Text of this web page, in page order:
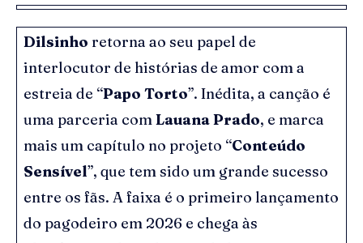
Dilsinho retorna ao seu papel de
interlocutor de histórias de amor com a
estreia de “Papo Torto”. Inédita, a canção é
uma parceria comLauana Prado, e marca
mais um capítulo no projeto “Conteúdo
Sensível”, que tem sido um grande sucesso
entre os fãs. A faixa é o primeiro lançamento
do pagodeiro em 2026 e chega às